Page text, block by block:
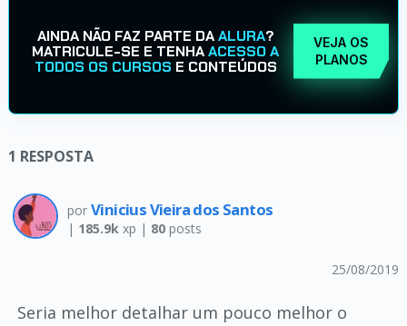
AINDA NÃO FAZ PARTE DAALURA?
MATRICULE-SE E TENHAACESSO A
TODOS OS CURSOS E CONTEÚDOS
VEJA OS
PLANOS
1 RESPOSTA
por Vinicius Vieira dos Santos
| 185.9kxp | 80posts
25/08/2019
Seria melhor detalhar um pouco melhor o